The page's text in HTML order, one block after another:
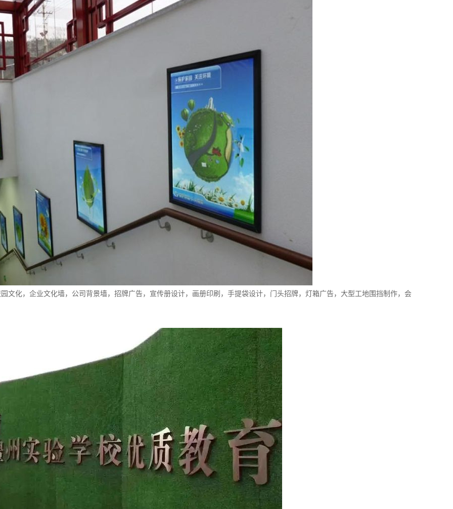
文化，企业文化墙，公司背景墙， 招牌广告，宣传册设计，画册印刷，手提袋设计，门头招牌，灯箱广告，大型工地围挡制作， 会